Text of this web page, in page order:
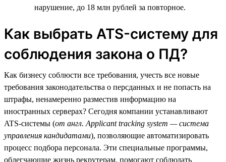
нарушение, до 18 млн рублей за повторное.
Как выбрать ATS-систему для
соблюдения закона о ПД?
Как бизнесу соблюсти все требования, учесть все новые
требования законодательства о персданных и не попасть на
штрафы, ненамеренно разместив информацию на
иностранных серверах? Сегодня компании устанавливают
ATS-системы (от англ. Applicant tracking system — система
управления кандидатами), позволяющие автоматизировать
процесс подбора персонала. Эти специальные программы,
облегчающие жизнь рекрутерам, помогают соблюдать